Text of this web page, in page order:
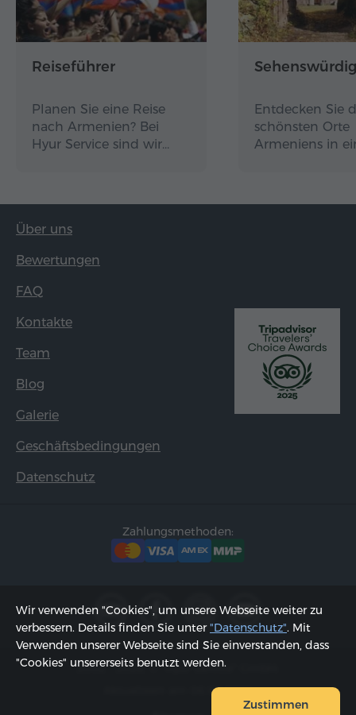
Reiseführer
Planen Sie eine Reise
nach Armenien? Bei
Hyur Service sind wir…
Entdecken Sie
schönsten Orte
Armeniens in
Über uns
Bewertungen
FAQ
Kontakte
Team
Blog
Galerie
Geschäftsbedingungen
Datenschutz
Zahlungsmethoden:
2002 - 2026, © "Hyur Service" GmbH;
Aktualisiert am 06.08.2026
Wir verwenden "Cookies", um unsere Webseite weiter zu
verbessern. Details finden Sie unter"Datenschutz". Mit
Verwenden unserer Webseite sind Sie einverstanden, dass
"Cookies" unsererseits benutzt werden.
Zustimmen